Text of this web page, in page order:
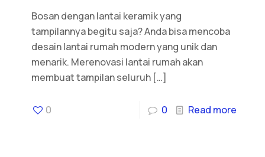
Bosan dengan lantai keramik yang
tampilannya begitu saja? Anda bisa mencoba
desain lantai rumah modern yang unik dan
menarik. Merenovasi lantai rumah akan
membuat tampilan seluruh […]
0 0 Read more